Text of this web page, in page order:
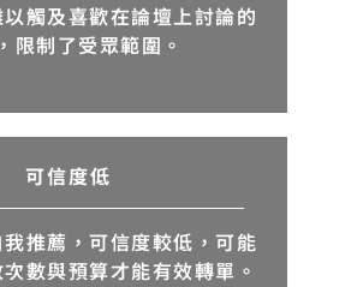
觸及喜歡在論壇上討論的
限制了受眾範圍。
可信度低
推薦，可信度較低，可能
數與預算才能有效轉單。